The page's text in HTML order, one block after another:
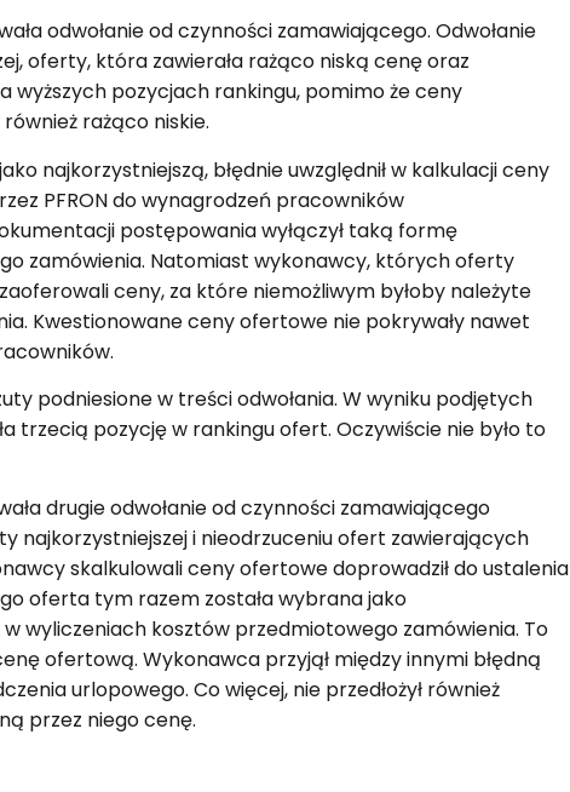
odwołanie od czynności zamawiającego. Odwołanie
oferty, która zawierała rażąco niską cenę oraz
wyższych pozycjach rankingu, pomimo że ceny
rażąco niskie.
najkorzystniejszą, błędnie uwzględnił w kalkulacji ceny
PFRON do wynagrodzeń pracowników
postępowania wyłączył taką formę
zamówienia. Natomiast wykonawcy, których oferty
ceny, za które niemożliwym byłoby należyte
Kwestionowane ceny ofertowe nie pokrywały nawet
podniesione w treści odwołania. W wyniku podjętych
trzecią pozycję w rankingu ofert. Oczywiście nie było to
drugie odwołanie od czynności zamawiającego
najkorzystniejszej i nieodrzuceniu ofert zawierających
skalkulowali ceny ofertowe doprowadził do ustalenia
oferta tym razem została wybrana jako
w wyliczeniach kosztów przedmiotowego zamówienia. To
ofertową. Wykonawca przyjął między innymi błędną
urlopowego. Co więcej, nie przedłożył również
przez niego cenę.